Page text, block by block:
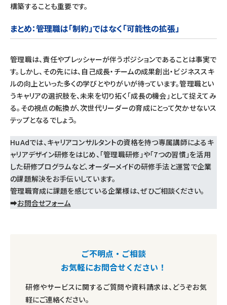
構築することも重要です。
まとめ：管理職は「制約」ではなく「可能性の拡張」
管理職は、責任やプレッシャーが伴うポジションであることは事実で
す。しかし、その先には、自己成長・チームの成果創出・ビジネススキ
ルの向上といった多くの学びとやりがいが待っています。管理職とい
うキャリアの選択肢を、未来を切り拓く「成長の機会」として捉えてみ
る。その視点の転換が、次世代リーダーの育成にとって欠かせないス
テップとなるでしょう。
HuAdでは、キャリアコンサルタントの資格を持つ専属講師によるキ
ャリアデザイン研修をはじめ、「管理職研修」や「7つの習慣」を活用
した研修プログラムなど、オーダーメイドの研修手法と運営で企業
の課題解決をお手伝いしています。
管理職育成に課題を感じている企業様は、ぜひご相談ください。
➡お問合せフォーム
ご不明点・ご相談
お気軽にお問合せください！
研修やサービスに関するご質問や資料請求は、どうぞお気
軽にご連絡ください。